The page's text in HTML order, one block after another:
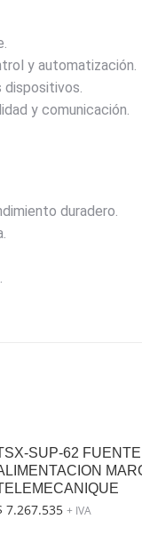
y automatización.
y comunicación.
duradero.
SUP-62
7.267.535 + IVA